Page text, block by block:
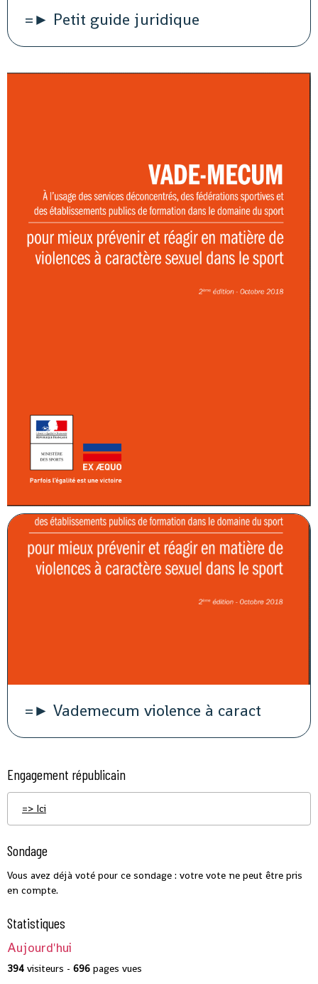
=► Petit guide juridique
=► Vademecum violence à caract
Engagement républicain
=> Ici
Sondage
Vous avez déjà voté pour ce sondage : votre vote ne peut être pris
en compte.
Statistiques
Aujourd'hui
394 visiteurs - 696 pages vues